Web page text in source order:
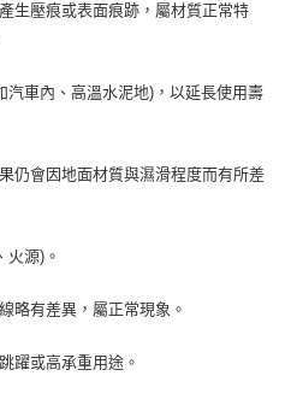
生壓痕或表面痕跡，屬材質正常特
車內、高溫水泥地)，以延長使用壽
仍會因地面材質與濕滑程度而有所差
火源)。
略有差異，屬正常現象。
躍或高承重用途。